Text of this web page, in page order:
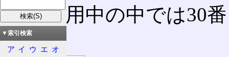
現在供用中の中では30
る。
▼索引検索
ア イ ウ エ オ